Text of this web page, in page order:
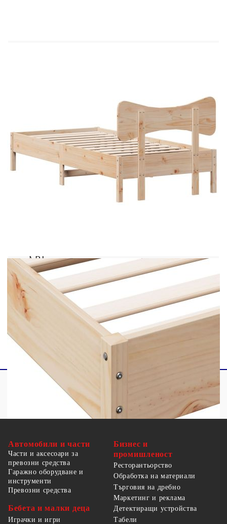
поддържа от здрави крака, които осигуряват
неговата стабилност, безопасност и
твърдост.Отлична опора: Таблата на леглото в
спалнята ви осигурява отлична опора за гърба,
когато седите в леглото, за да четете или гледате
телевизия. Полезно е да знаете:Тази рамка за
легло е с ламелна основа и включва
ламелите.Матраците не са включени в това
легло. Предлагаме разнообразен избор от
матраци. Можете да разгледате нашия магазин
Материал: Масивна борова дървесина
x В)
За матрак с размери: 75 x 190 cм (Ш x Д)
(матракът не е включен)
С табла за глава
Необходим е монтаж
Автомобили и части
Части и аксесоари за
превозни средства
Гаражно оборудване и
инструменти
Превозни средства
Бебета и малки деца
Играчки и игри
Бизнес и
промишленост
Ресторантьорство
Обработка на материали
Търговия на дребно
Маркетинг и реклама
Детектиращи устройства
Табели